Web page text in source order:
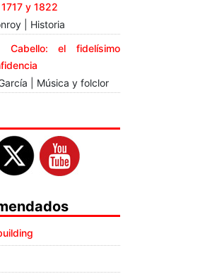
y 1822
| Historia
Cabello: el fidelísimo
| Música y folclor